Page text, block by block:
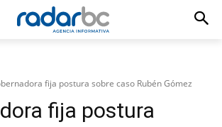
fija postura sobre caso Rubén Gómez
fija postura